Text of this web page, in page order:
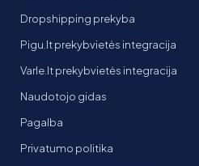
Dropshipping prekyba
Pigu.lt prekybvietės integracija
Varle.lt prekybvietės integracija
Naudotojo gidas
Pagalba
Privatumo politika